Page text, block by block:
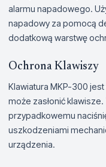
alarmu napadowego.
napadowy za pomocą
dodatkową warstwę
Ochrona Klawiszy
Klawiatura MKP-300
może zasłonić
przypadkowemu
uszkodzeniami
urządzenia.